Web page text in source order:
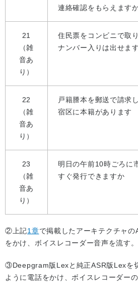
連絡確認をもらえます
21
（雑
音あ
り）
住民票をコンビニで取
ナンバー入りは出せま
22
（雑
音あ
り）
戸籍謄本を郵送で請求
宿区に本籍があります
23
（雑
音あ
り）
明日の午前10時ごろに
すぐ発行できますか
②上記1章で掲載したアーキテクチャ
をかけ、ボイスレコーダー音声を流す。
③Deepgram版Lexと純正ASR版Lexを
ように電話をかけ、ボイスレコーダーの